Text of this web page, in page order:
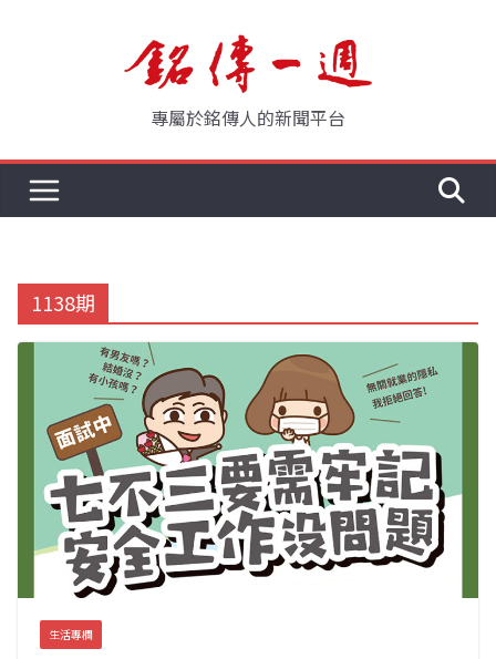
專屬於銘傳人的新聞平台
1138期
生活專欄